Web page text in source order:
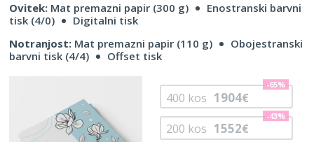
Ovitek: Mat premazni papir (300 g)
Enostranski barvni
tisk (4/0)
Digitalni tisk
Notranjost: Mat premazni papir (110 g)
Obojestranski
barvni tisk (4/4)
Offset tisk
200 kos 1552€
-43%
400 kos 1904€
-65%